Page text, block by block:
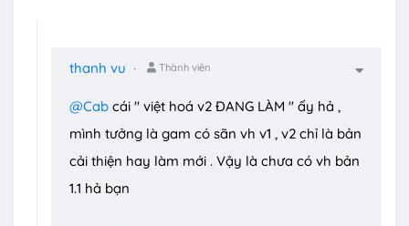
thanh vu Thành viên
@Cab cái " việt hoá v2 ĐANG LÀM " ấy hả ,
mình tưởng là gam có sãn vh v1 , v2 chỉ là bản
cải thiện hay làm mới . Vậy là chưa có vh bản
1.1 hả bạn